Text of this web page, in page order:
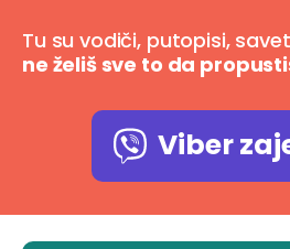
Tu su vodiči, putopisi,
ne želiš sve to da
Viber